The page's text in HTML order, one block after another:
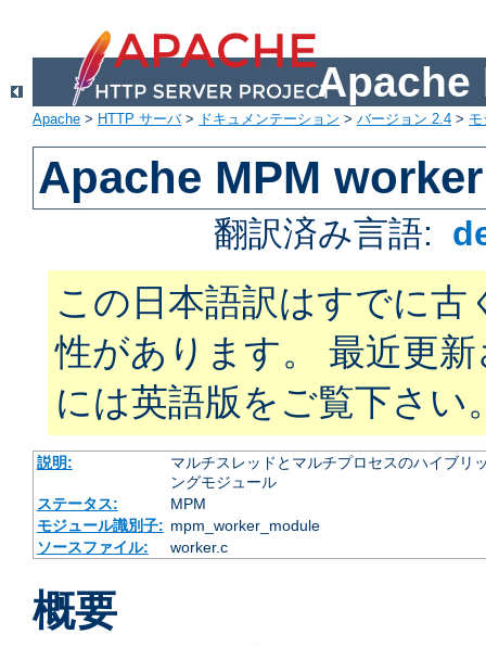
Apache
Apache > HTTP サーバ> ドキュメンテーション > バージョン 2.4 >
Apache MPM worker
翻訳済み言語:
この日本語訳はすでに古
性があります。 最近更
には英語版をご覧下さい
説明:
マルチスレッドとマルチプロセスのハイブリ
ングモジュール
ステータス:
MPM
モジュール識別子: mpm_worker_module
ソースファイル:
worker.c
概要